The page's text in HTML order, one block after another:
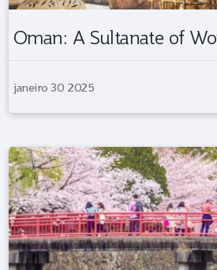
Oman: A Sultanate of
janeiro 30 2025